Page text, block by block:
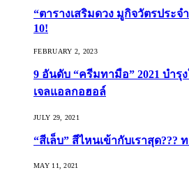
“ตารางเสริมดวง มูกิจวัตรประจ
10!
FEBRUARY 2, 2023
9 อันดับ “ครีมทามือ” 2021 บำรุ
เจลแอลกอฮอล์
JULY 29, 2021
“สีเล็บ” สีไหนเข้ากับเราสุด???
MAY 11, 2021